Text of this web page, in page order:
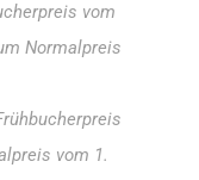
vom
Normalpreis
vom 1.